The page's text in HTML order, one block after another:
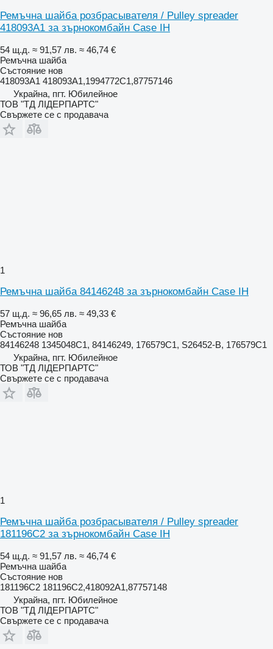
Ремъчна шайба розбрасывателя / Pulley spreader
418093A1 за зърнокомбайн Case IH
54 щ.д. ≈ 91,57 лв. ≈ 46,74 €
Ремъчна шайба
Състояние нов
418093A1 418093A1,1994772C1,87757146
Украйна, пгт. Юбилейное
ТОВ "ТД ЛІДЕРПАРТС"
Свържете се с продавача
1
Ремъчна шайба 84146248 за зърнокомбайн Case IH
57 щ.д. ≈ 96,65 лв. ≈ 49,33 €
Ремъчна шайба
Състояние нов
84146248 1345048C1, 84146249, 176579C1, S26452-B, 176579C1
Украйна, пгт. Юбилейное
ТОВ "ТД ЛІДЕРПАРТС"
Свържете се с продавача
1
Ремъчна шайба розбрасывателя / Pulley spreader
181196C2 за зърнокомбайн Case IH
54 щ.д. ≈ 91,57 лв. ≈ 46,74 €
Ремъчна шайба
Състояние нов
181196C2 181196C2,418092A1,87757148
Украйна, пгт. Юбилейное
ТОВ "ТД ЛІДЕРПАРТС"
Свържете се с продавача